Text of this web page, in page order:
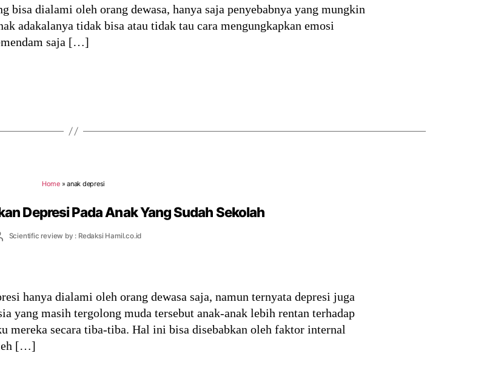
bisa dialami oleh orang dewasa, hanya saja penyebabnya yang mungkin
adakalanya tidak bisa atau tidak tau cara mengungkapkan emosi
saja […]
Home»anak depresi
Depresi Pada Anak Yang Sudah Sekolah
Scientific review by : Redaksi Hamil.co.id
hanya dialami oleh orang dewasa saja, namun ternyata depresi juga
yang masih tergolong muda tersebut anak-anak lebih rentan terhadap
mereka secara tiba-tiba. Hal ini bisa disebabkan oleh faktor internal
[…]